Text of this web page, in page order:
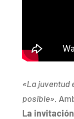
«La juventud
posible» .
La